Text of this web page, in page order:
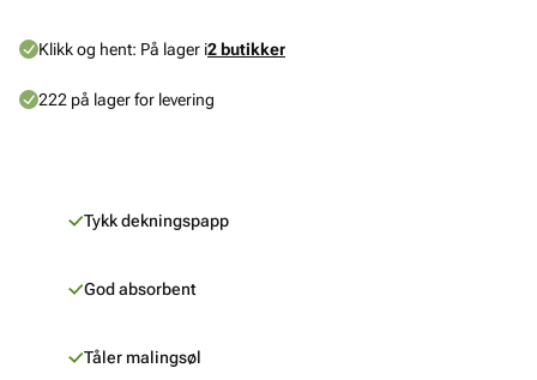
Klikk og hent: På lager i2 butikker
222 på lager for levering
Tykk dekningspapp
God absorbent
Tåler malingsøl